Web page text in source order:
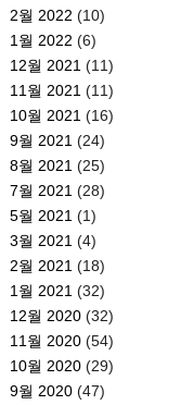
2월 2022 (10)
1월 2022 (6)
12월 2021 (11)
11월 2021 (11)
10월 2021 (16)
9월 2021 (24)
8월 2021 (25)
7월 2021 (28)
5월 2021 (1)
3월 2021 (4)
2월 2021 (18)
1월 2021 (32)
12월 2020(32)
11월 2020(54)
10월 2020(29)
9월 2020(47)